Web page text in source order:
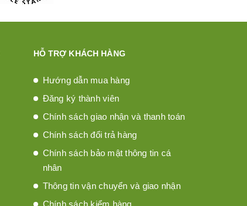
HỖ TRỢ KHÁCH HÀNG
Hướng dẫn mua hàng
Đăng ký thành viên
Chính sách giao nhận và thanh toán
Chính sách đổi trả hàng
Chính sách bảo mật thông tin cá
nhân
Thông tin vận chuyển và giao nhận
Chính sách kiểm hàng